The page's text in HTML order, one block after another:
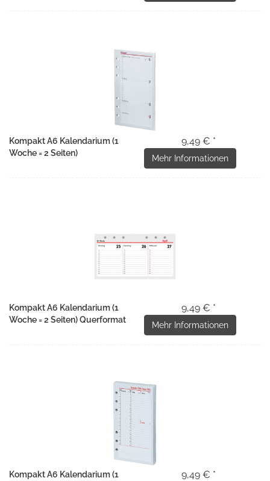
Kompakt A6 Kalendarium (1
Woche = 2 Seiten)
9,49 € *
Mehr Informationen
Kompakt A6 Kalendarium (1
Woche = 2 Seiten) Querformat
9,49 € *
Mehr Informationen
Kompakt A6 Kalendarium (1
9,49 € *